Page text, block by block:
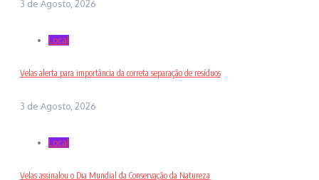
3 de Agosto, 2026
Local
Velas alerta para importância da correta separação de resíduos
3 de Agosto, 2026
Local
Velas assinalou o Dia Mundial da Conservação da Natureza